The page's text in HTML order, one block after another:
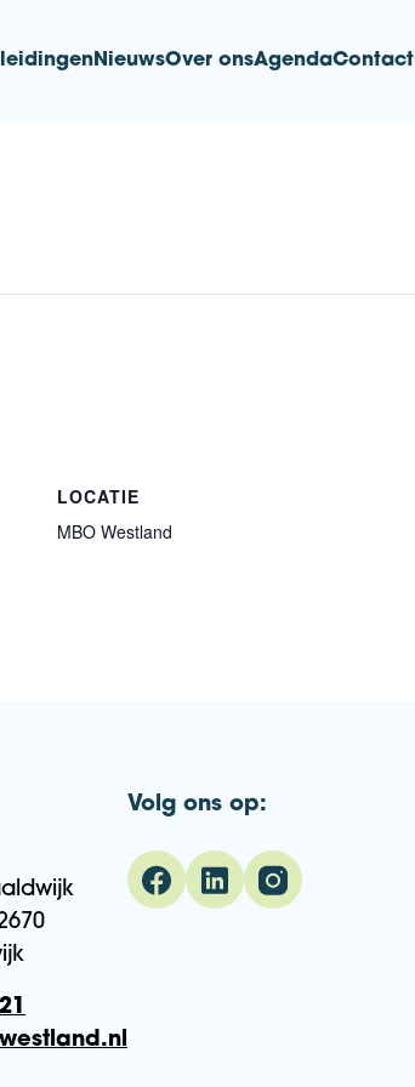
NieuwsOver onsAgendaContact
LOCATIE
MBO Westland
Volg ons op: